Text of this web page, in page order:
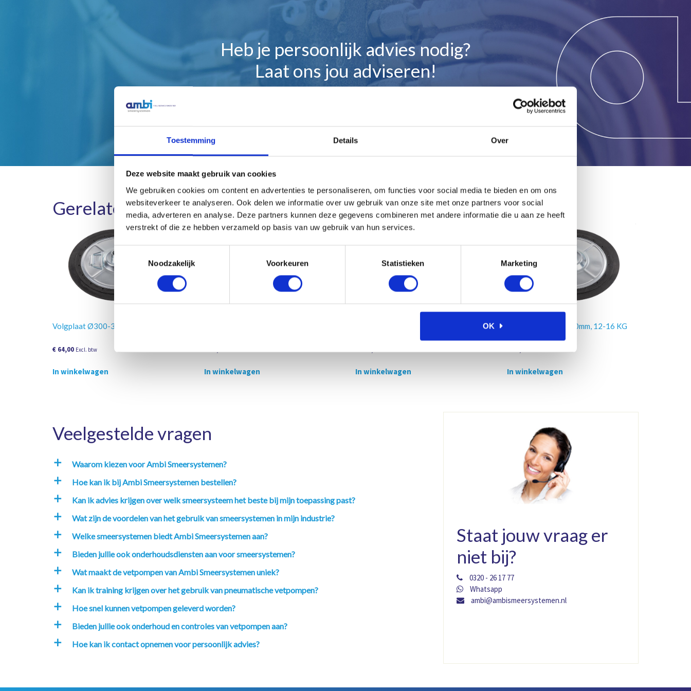
Toestemming Details Over
Deze website maakt gebruik van cookies
We gebruiken cookies om content en advertenties te personaliseren, om functies voor social media te bieden en om ons
websiteverkeer te analyseren. Ook delen we informatie over uw gebruik van onze site met onze partners voor social
media, adverteren en analyse. Deze partners kunnen deze gegevens combineren met andere informatie die u aan ze heeft
verstrekt of die ze hebben verzameld op basis van uw gebruik van hun services.
Toestemmingsselectie
Noodzakelijk
Voorkeuren Statistieken Marketing
OK
Heb je persoonlijk advies nodig?
Laat ons jou adviseren!
Gerelateerde producten
Volgplaat Ø300-330mm, 20-30 KG
€ 64,00 Excl. btw
In winkelwagen In winkelwagen In winkelwagen
Volgplaat Ø240-260mm, 12-16 KG
In winkelwagen
Veelgestelde vragen
a Waarom kiezen voor Ambi Smeersystemen?
a Hoe kan ik bij Ambi Smeersystemen bestellen?
a Kan ik advies krijgen over welk smeersysteem het beste bij mijn toepassing past?
a Wat zijn de voordelen van het gebruik van smeersystemen in mijn industrie?
a Welke smeersystemen biedt Ambi Smeersystemen aan?
a Bieden jullie ook onderhoudsdiensten aan voor smeersystemen?
a Wat maakt de vetpompen van Ambi Smeersystemen uniek?
a Kan ik training krijgen over het gebruik van pneumatische vetpompen?
a Hoe snel kunnen vetpompen geleverd worden?
a Bieden jullie ook onderhoud en controles van vetpompen aan?
a Hoe kan ik contact opnemen voor persoonlijk advies?
Staat jouw vraag er
niet bij?
0320 - 26 17 77
Whatsapp
ambi@ambismeersystemen.nl